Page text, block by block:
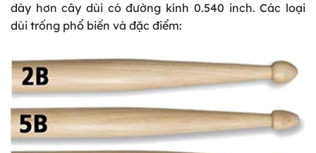
dày hơn cây dùi có đường kính 0.540 inch. Các loại
dùi trống phổ biến và đặc điểm: